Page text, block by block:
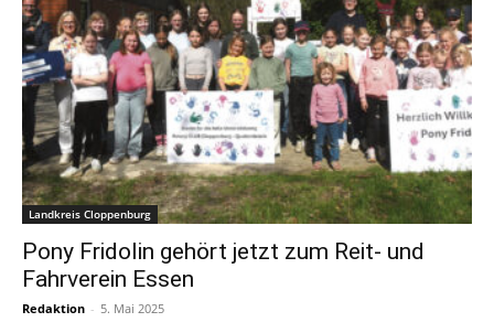
Landkreis Cloppenburg
Pony Fridolin gehört jetzt zum Reit- und
Fahrverein Essen
Redaktion - 5. Mai 2025